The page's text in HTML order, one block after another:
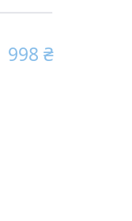
998 ₴